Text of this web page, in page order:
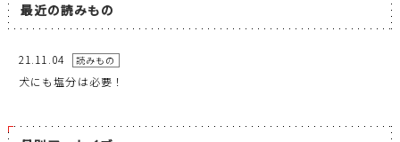
最近の読みもの
21.11.04 読みもの
犬にも塩分は必要！